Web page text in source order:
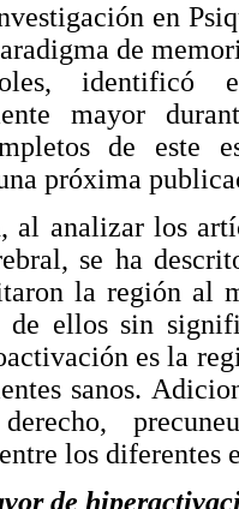
en
de
identificó
mayor
de este
próxima
al analizar los
se ha
la región al
ellos sin
es la
sanos.
los diferentes
de